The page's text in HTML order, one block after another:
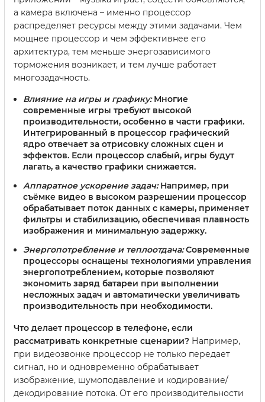
а камера включена – именно процессор
распределяет ресурсы между этими задачами. Чем
мощнее процессор и чем эффективнее его
архитектура, тем меньше энергозависимого
торможения возникает, и тем лучше работает
многозадачность.
Влияние на игры и графику:Многие
современные игры требуют высокой
производительности, особенно в части графики.
Интегрированный в процессор графический
ядро отвечает за отрисовку сложных сцен и
эффектов. Если процессор слабый, игры будут
лагать, а качество графики снижается.
Аппаратное ускорение задач:Например, при
съёмке видео в высоком разрешении процессор
обрабатывает поток данных с камеры, применяет
фильтры и стабилизацию, обеспечивая плавность
изображения и минимальную задержку.
Энергопотребление и теплоотдача:Современные
процессоры оснащены технологиями управления
энергопотреблением, которые позволяют
экономить заряд батареи при выполнении
несложных задач и автоматически увеличивать
производительность при необходимости.
Что делает процессор в телефоне, если
рассматривать конкретные сценарии? Например,
при видеозвонке процессор не только передает
сигнал, но и одновременно обрабатывает
изображение, шумоподавление и кодирование/
декодирование потока. От его производительности